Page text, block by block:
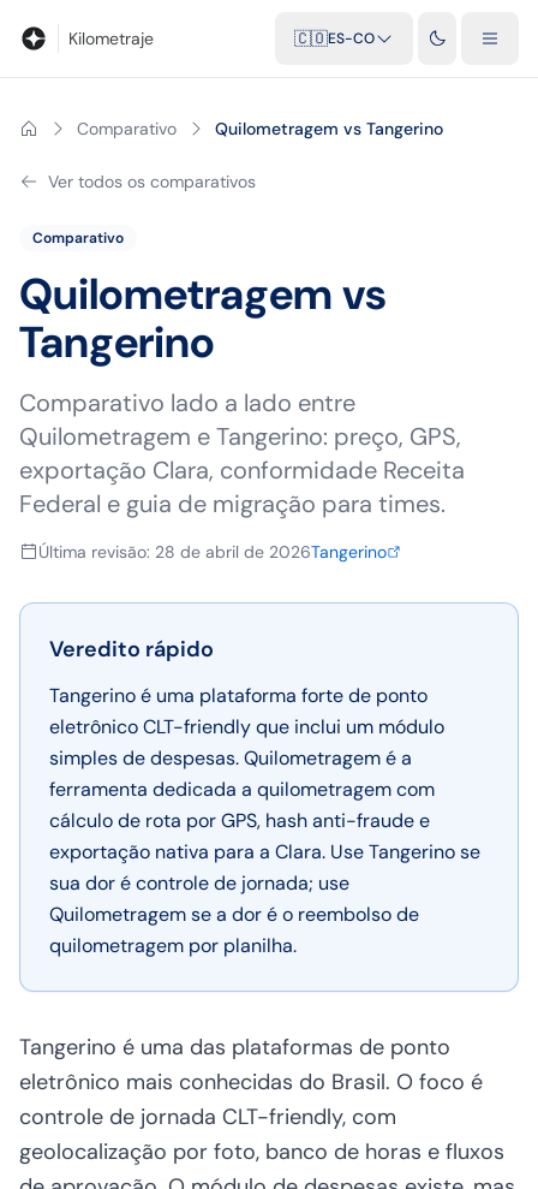
Kilometraje 🇨🇴ES-CO
Comparativo Quilometragem vs Tangerino
Ver todos os comparativos
Comparativo
Quilometragem vs
Tangerino
Comparativo lado a lado entre
Quilometragem e Tangerino: preço, GPS,
exportação Clara, conformidade Receita
Federal e guia de migração para times.
Última revisão: 28 de abril de 2026Tangerino
Veredito rápido
Tangerino é uma plataforma forte de ponto
eletrônico CLT-friendly que inclui um módulo
simples de despesas. Quilometragem é a
ferramenta dedicada a quilometragem com
cálculo de rota por GPS, hash anti-fraude e
exportação nativa para a Clara. Use Tangerino se
sua dor é controle de jornada; use
Quilometragem se a dor é o reembolso de
quilometragem por planilha.
Tangerino é uma das plataformas de ponto
eletrônico mais conhecidas do Brasil. O foco é
controle de jornada CLT-friendly, com
geolocalização por foto, banco de horas e fluxos